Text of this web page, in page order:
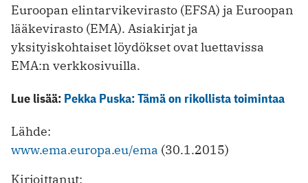
Euroopan elintarvikevirasto (EFSA) ja Euroopan
lääkevirasto (EMA). Asiakirjat ja
yksityiskohtaiset löydökset ovat luettavissa
EMA:n verkkosivuilla.
Lue lisää: Pekka Puska: Tämä on rikollista toimintaa
Lähde:
www.ema.europa.eu/ema (30.1.2015)
Kirjoittanut: